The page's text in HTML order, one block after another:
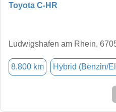
Toyota C-HR
Ludwigshafen am Rhein,
8.800 km Hybrid (Benzin/